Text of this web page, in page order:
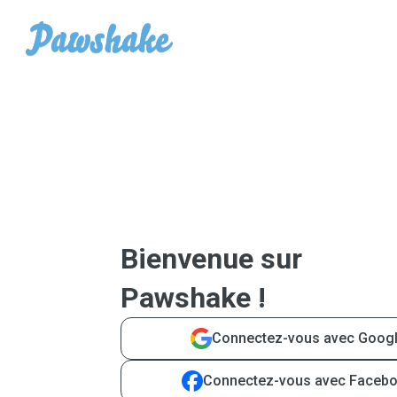
Bienvenue sur
Pawshake !
Connectez-vous avec
Connectez-vous avec